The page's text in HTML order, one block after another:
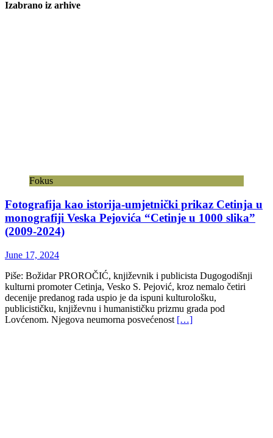
Izabrano iz arhive
Fokus
Fotografija kao istorija-umjetnički prikaz Cetinja u
monografiji Veska Pejovića “Cetinje u 1000 slika”
(2009-2024)
June 17, 2024
Piše: Božidar PROROČIĆ, književnik i publicista Dugogodišnji
kulturni promoter Cetinja, Vesko S. Pejović, kroz nemalo četiri
decenije predanog rada uspio je da ispuni kulturološku,
publicističku, književnu i humanističku prizmu grada pod
Lovćenom. Njegova neumorna posvećenost […]